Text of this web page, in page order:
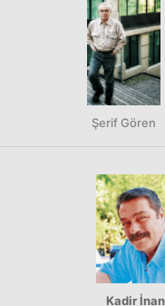
Şerif Gören
Kadir